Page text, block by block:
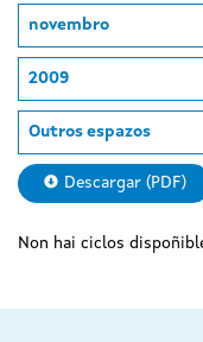
novembro
2009
Outros espazos
Descargar (PDF)
Non hai ciclos